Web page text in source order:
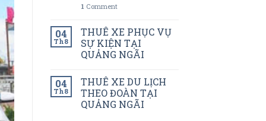
1 Comment
04
Th8
THUÊ XE PHỤC VỤ
SỰ KIỆN TẠI
QUẢNG NGÃI
04
Th8
THUÊ XE DU LỊCH
THEO ĐOÀN TẠI
QUẢNG NGÃI